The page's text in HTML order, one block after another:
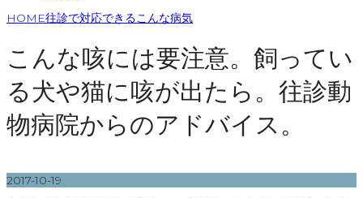
HOME往診で対応できるこんな病気
こんな咳には要注意。飼ってい
る犬や猫に咳が出たら。往診動
物病院からのアドバイス。
2017-10-19